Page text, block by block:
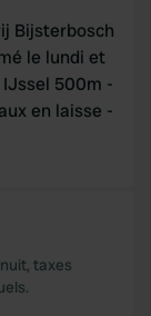
Bijsterbosch
le lundi et
500m -
en laisse -
taxes